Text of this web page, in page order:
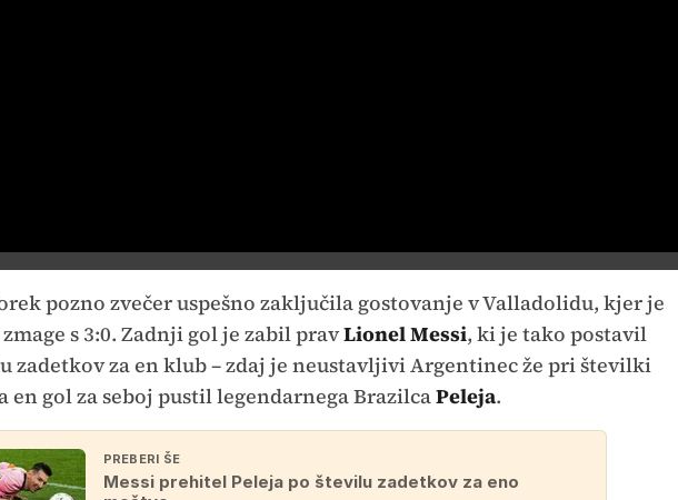
pozno zvečer uspešno zaključila gostovanje v Valladolidu, kjer je
s 3:0. Zadnji gol je zabil pravLionel Messi, ki je tako postavil
zadetkov za en klub – zdaj je neustavljivi Argentinec že pri številki
en gol za seboj pustil legendarnega BrazilcaPeleja.
PREBERI ŠE
Messi prehitel Peleja po številu zadetkov za eno